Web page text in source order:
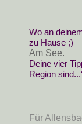
Wo an
zu Hause ;)
Am See.
Deine vier
Region
Für